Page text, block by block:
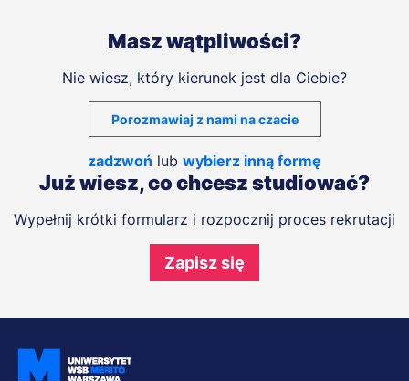
Masz wątpliwości?
Nie wiesz, który kierunek jest dla Ciebie?
Porozmawiaj z nami na czacie
zadzwoń lub wybierz inną formę
Już wiesz, co chcesz studiować?
Wypełnij krótki formularz i rozpocznij proces rekrutacji
Zapisz się